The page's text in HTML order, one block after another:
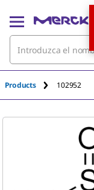
Products 102952